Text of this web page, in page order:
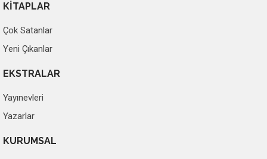
KİTAPLAR
Çok Satanlar
Yeni Çıkanlar
EKSTRALAR
Yayınevleri
Yazarlar
KURUMSAL